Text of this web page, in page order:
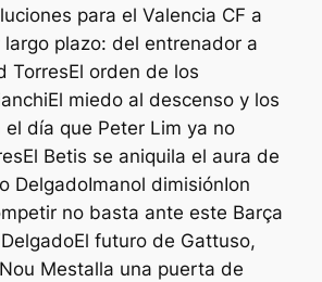
para el Valencia CF a
plazo: del entrenador a
TorresEl orden de los
miedo al descenso y los
día que Peter Lim ya no
Betis se aniquila el aura de
DelgadoImanol dimisiónIon
no basta ante este Barça
futuro de Gattuso,
Mestalla una puerta de